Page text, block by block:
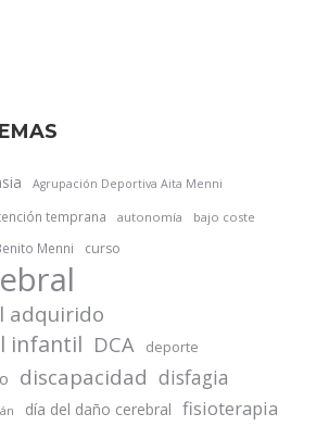
Agrupación Deportiva Aita Menni
temprana autonomía bajo coste
Menni curso
adquirido
infantil DCA deporte
discapacidad disfagia
día del daño cerebral fisioterapia